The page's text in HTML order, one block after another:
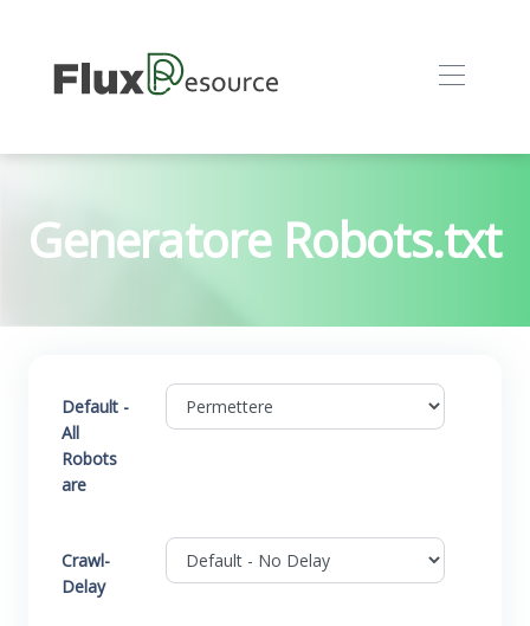
Generatore Robots.txt
Default -
All
Robots
are
Crawl-
Delay